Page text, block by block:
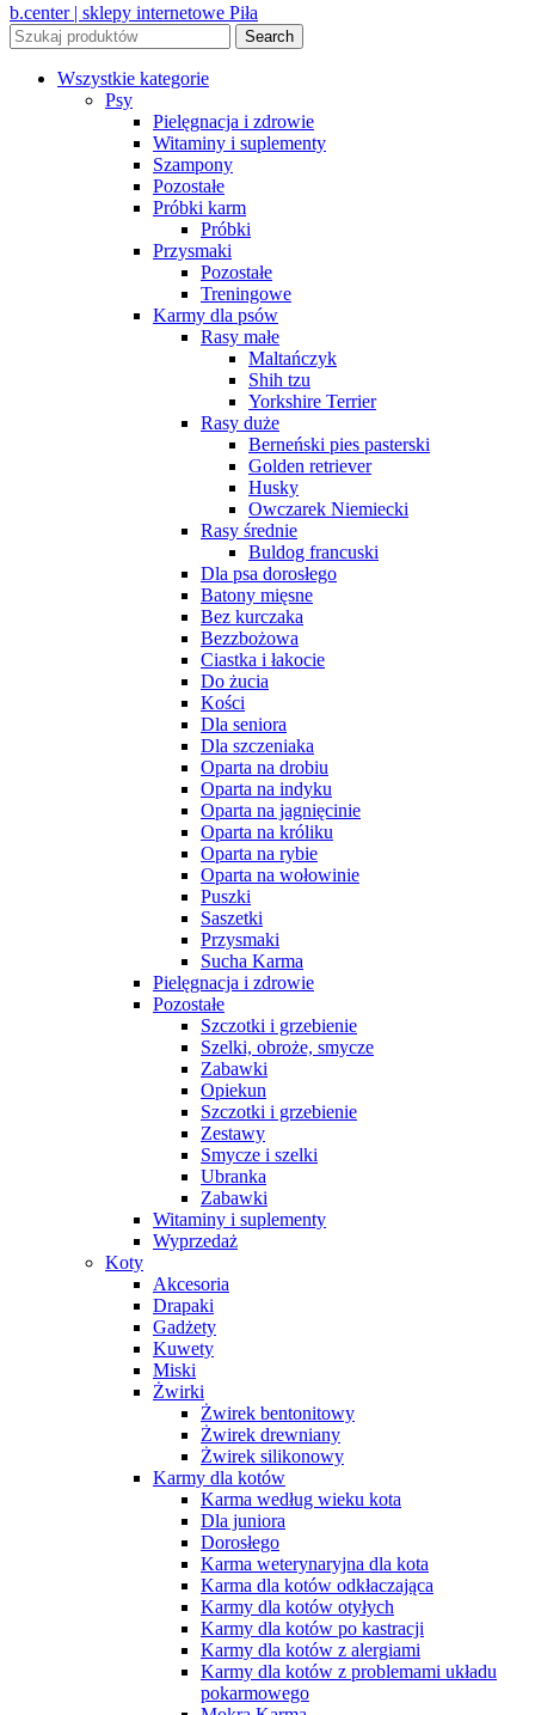
b.center | sklepy internetowe Piła
Search
Wszystkie kategorie
Psy
Pielęgnacja i zdrowie
Witaminy i suplementy
Szampony
Pozostałe
Próbki karm
Próbki
Przysmaki
Pozostałe
Treningowe
Karmy dla psów
Rasy małe
Maltańczyk
Shih tzu
Yorkshire Terrier
Rasy duże
Berneński pies pasterski
Golden retriever
Husky
Owczarek Niemiecki
Rasy średnie
Buldog francuski
Dla psa dorosłego
Batony mięsne
Bez kurczaka
Bezzbożowa
Ciastka i łakocie
Do żucia
Kości
Dla seniora
Dla szczeniaka
Oparta na drobiu
Oparta na indyku
Oparta na jagnięcinie
Oparta na króliku
Oparta na rybie
Oparta na wołowinie
Puszki
Saszetki
Przysmaki
Sucha Karma
Pielęgnacja i zdrowie
Pozostałe
Szczotki i grzebienie
Szelki, obroże, smycze
Zabawki
Opiekun
Szczotki i grzebienie
Zestawy
Smycze i szelki
Ubranka
Zabawki
Witaminy i suplementy
Wyprzedaż
Koty
Akcesoria
Drapaki
Gadżety
Kuwety
Miski
Żwirki
Żwirek bentonitowy
Żwirek drewniany
Żwirek silikonowy
Karmy dla kotów
Karma według wieku kota
Dla juniora
Dorosłego
Karma weterynaryjna dla kota
Karma dla kotów odkłaczająca
Karmy dla kotów otyłych
Karmy dla kotów po kastracji
Karmy dla kotów z alergiami
Karmy dla kotów z problemami układu
pokarmowego